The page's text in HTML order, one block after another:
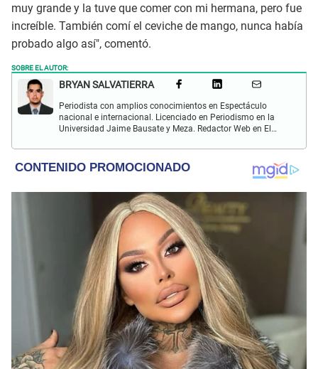
muy grande y la tuve que comer con mi hermana, pero fue
increíble. También comí el ceviche de mango, nunca había
probado algo así", comentó.
SOBRE EL AUTOR:
BRYAN SALVATIERRA
Periodista con amplios conocimientos en Espectáculo
nacional e internacional. Licenciado en Periodismo en la
Universidad Jaime Bausate y Meza. Redactor Web en El
películas, series, videojuegos y espectáculo.